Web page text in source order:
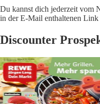
Du kannst dich jederzeit vom
in der E-Mail enthaltenen
Discounter